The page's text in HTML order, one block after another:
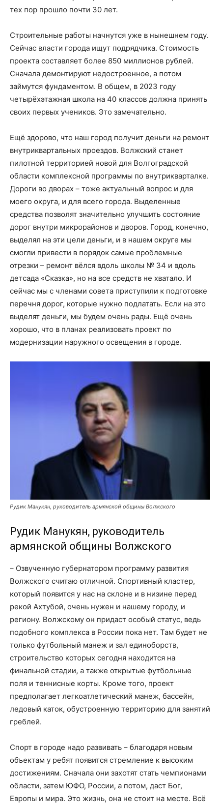
тех пор прошло почти 30 лет.
Строительные работы начнутся уже в нынешнем году.
Сейчас власти города ищут подрядчика. Стоимость
проекта составляет более 850 миллионов рублей.
Сначала демонтируют недостроенное, а потом
займутся фундаментом. В общем, в 2023 году
четырёхэтажная школа на 40 классов должна принять
своих первых учеников. Это замечательно.
Ещё здорово, что наш город получит деньги на ремонт
внутриквартальных проездов. Волжский станет
пилотной территорией новой для Волгоградской
области комплексной программы по внутрикварталке.
Дороги во дворах – тоже актуальный вопрос и для
моего округа, и для всего города. Выделенные
средства позволят значительно улучшить состояние
дорог внутри микрорайонов и дворов. Город, конечно,
выделял на эти цели деньги, и в нашем округе мы
смогли привести в порядок самые проблемные
отрезки – ремонт вёлся вдоль школы № 34 и вдоль
детсада «Сказка», но на все средств не хватало. И
сейчас мы с членами совета приступили к подготовке
перечня дорог, которые нужно подлатать. Если на это
выделят деньги, мы будем очень рады. Ещё очень
хорошо, что в планах реализовать проект по
модернизации наружного освещения в городе.
Рудик Манукян, руководитель армянской общины Волжского
Рудик Манукян, руководитель
армянской общины Волжского
– Озвученную губернатором программу развития
Волжского считаю отличной. Спортивный кластер,
который появится у нас на склоне и в низине перед
рекой Ахтубой, очень нужен и нашему городу, и
региону. Волжскому он придаст особый статус, ведь
подобного комплекса в России пока нет. Там будет не
только футбольный манеж и зал единоборств,
строительство которых сегодня находится на
финальной стадии, а также открытые футбольные
поля и теннисные корты. Кроме того, проект
предполагает легкоатлетический манеж, бассейн,
ледовый каток, обустроенную территорию для занятий
греблей.
Спорт в городе надо развивать – благодаря новым
объектам у ребят появится стремление к высоким
достижениям. Сначала они захотят стать чемпионами
области, затем ЮФО, России, а потом, даст Бог,
Европы и мира. Это жизнь, она не стоит на месте. Всё